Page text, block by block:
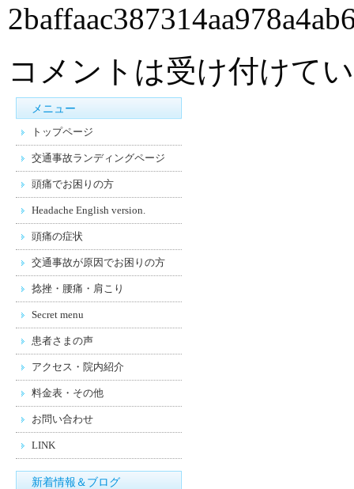
コメントは受け付けて
メニュー
トップページ
交通事故ランディングページ
頭痛でお困りの方
Headache English version.
頭痛の症状
交通事故が原因でお困りの方
捻挫・腰痛・肩こり
Secret menu
患者さまの声
アクセス・院内紹介
料金表・その他
お問い合わせ
LINK
新着情報＆ブログ